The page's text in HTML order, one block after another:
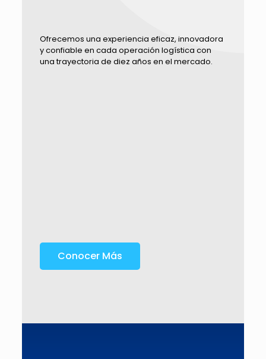
Ofrecemos una experiencia eficaz, innovadora
y confiable en cada operación logística con
una trayectoria de diez años en el mercado.
Conocer Más